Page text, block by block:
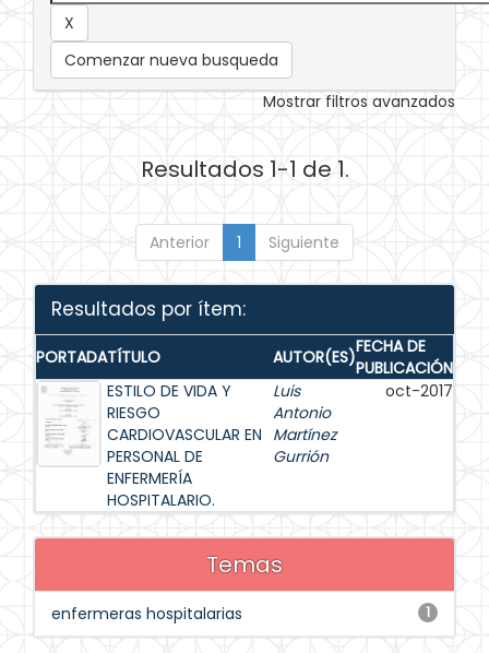
Comenzar nueva busqueda
Mostrar filtros avanzados
Resultados 1-1 de 1.
Anterior 1 Siguiente
Resultados por ítem:
PORTADATÍTULO AUTOR(ES)FECHA DE
PUBLICACIÓN
ESTILO DE VIDA Y
RIESGO
CARDIOVASCULAR EN
PERSONAL DE
ENFERMERÍA
HOSPITALARIO.
Luis
Antonio
Martínez
Gurrión
oct-2017
Temas
1
enfermeras hospitalarias